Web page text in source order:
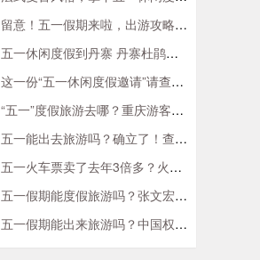
留意！五一假期来啦，出游攻略大全已给你分配好啦！
五一休闲度假到丹寨 丹寨杜鹃花正艳时
这一份“五一休闲度假邀请”请查收～
“五一”度假旅游去哪？重庆游客偏爱海边度假，五一火车车票明起开抢
五一能出去旅游吗？确立了！查看更多权威性回应！
五一火车票卖了去年3倍多？火车票荒袭来，你抢得五一出游的票了？
五一假期能度假旅游吗？张文宏那么说
五一假期能出来旅游吗？中国权威专家那样说